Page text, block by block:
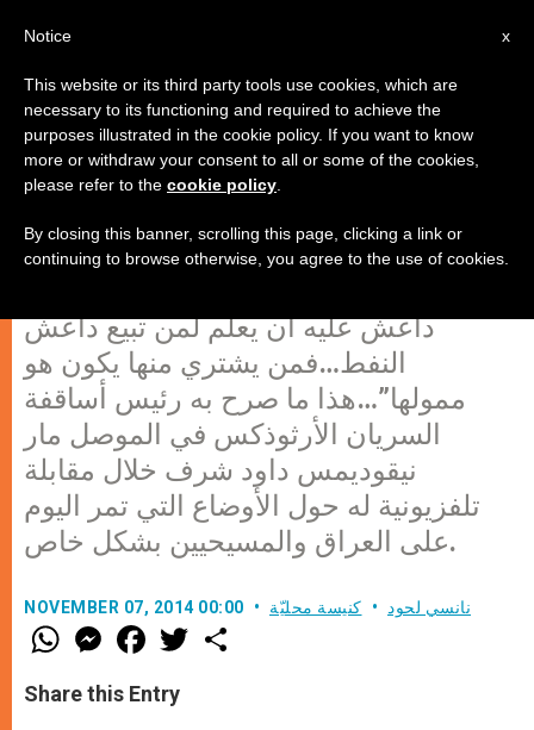
بغصة ودمعة روى رئيس أساقفة
السريان الأرثوذكس الوضع في العراق
داعش عليه أن يعلم لمن تبيع داعش
النفط…فمن يشتري منها يكون هو
ممولها”…هذا ما صرح به رئيس أساقفة
السريان الأرثوذكس في الموصل مار
نيقوديمس داود شرف خلال مقابلة
تلفزيونية له حول الأوضاع التي تمر اليوم
على العراق والمسيحيين بشكل خاص.
NOVEMBER 07, 2014 00:00 نانسي لحود كنيسة محليّة
W
h
t
s
M
e
s
e
F
a
e
b
w
Share this Entry
x
Notice
This website or its third party tools use cookies, which are
necessary to its functioning and required to achieve the
purposes illustrated in the cookie policy. If you want to know
more or withdraw your consent to all or some of the cookies,
please refer to the cookie policy
By closing this banner, scrolling this page, clicking a link or
continuing to browse otherwise, you agree to the use of cookies.